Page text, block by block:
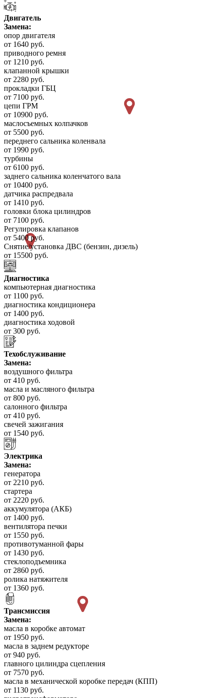
Двигатель
Замена:
опор двигателя
от 1640 руб.
приводного ремня
от 1210 руб.
клапанной крышки
от 2280 руб.
прокладки ГБЦ
от 7100 руб.
цепи ГРМ
от 10900 руб.
маслосъемных колпачков
от 5500 руб.
переднего сальника коленвала
от 1990 руб.
турбины
от 6100 руб.
заднего сальника коленчатого вала
от 10400 руб.
датчика распредвала
от 1410 руб.
головки блока цилиндров
от 7100 руб.
Регулировка клапанов
от 5400 руб.
Снятие/установка ДВС (бензин, дизель)
от 15500 руб.
Диагностика
компьютерная диагностика
от 1100 руб.
диагностика кондиционера
от 1400 руб.
диагностика ходовой
от 300 руб.
Техобслуживание
Замена:
воздушного фильтра
от 410 руб.
масла и масляного фильтра
от 800 руб.
салонного фильтра
от 410 руб.
свечей зажигания
от 1540 руб.
Электрика
Замена:
генератора
от 2210 руб.
стартера
от 2220 руб.
аккумулятора (АКБ)
от 1400 руб.
вентилятора печки
от 1550 руб.
противотуманной фары
от 1430 руб.
стеклоподъемника
от 2860 руб.
ролика натяжителя
от 1360 руб.
Трансмиссия
Замена:
масла в коробке автомат
от 1950 руб.
масла в заднем редукторе
от 940 руб.
главного цилиндра сцепления
от 7570 руб.
масла в механической коробке передач (КПП)
от 1130 руб.